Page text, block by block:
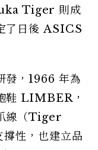
Tiger 則成
了日後 ASICS
發，1966 年為
鞋 LIMBER，
線（Tiger
性，也建立品